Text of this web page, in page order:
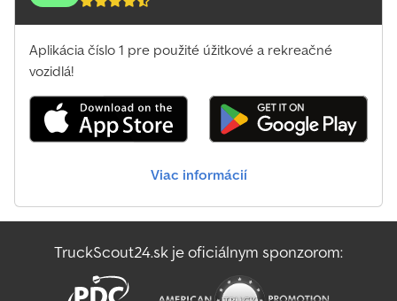
Aplikácia číslo 1 pre použité úžitkové a rekreačné
vozidlá!
Viac informácií
TruckScout24.sk je oficiálnym sponzorom: